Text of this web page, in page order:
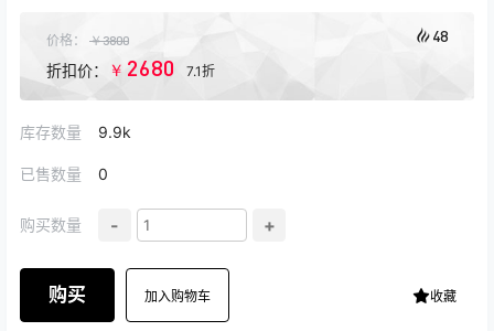
价格： ￥3800
折扣价： ￥ 2680 7.1折
48
库存数量 9.9k
已售数量 0
购买数量 - +
购买 加入购物车 收藏